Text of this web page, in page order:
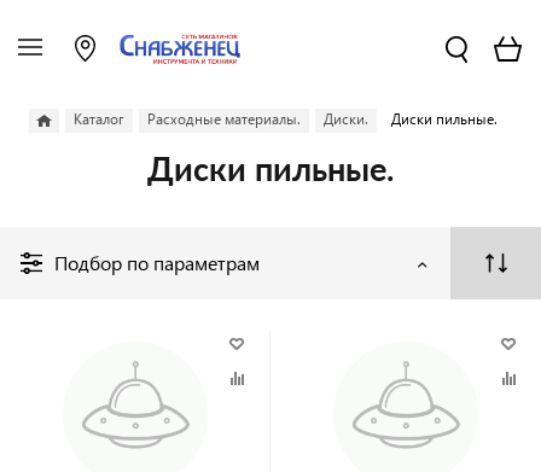
Каталог Расходные материалы. Диски. Диски пильные.
Диски пильные.
Подбор по параметрам